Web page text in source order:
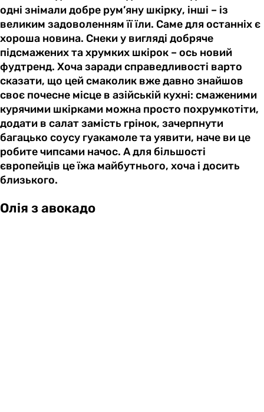
одні знімали добре рум’яну шкірку, інші – із
великим задоволенням її їли. Саме для останніх є
хороша новина. Снеки у вигляді добряче
підсмажених та хрумких шкірок – ось новий
фудтренд. Хоча заради справедливості варто
сказати, що цей смаколик вже давно знайшов
своє почесне місце в азійській кухні: смаженими
курячими шкірками можна просто похрумкотіти,
додати в салат замість грінок, зачерпнути
багацько соусу гуакамоле та уявити, наче ви це
робите чипсами начос. А для більшості
європейців це їжа майбутнього, хоча і досить
близького.
Олія з авокадо